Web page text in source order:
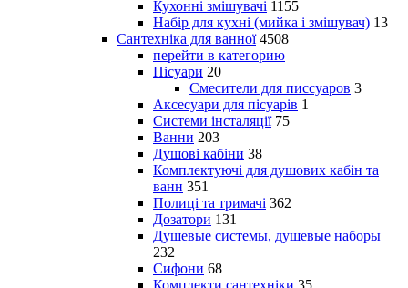
Кухонні змішувачі 1155
Набір для кухні (мийка і змішувач) 13
Сантехніка для ванної 4508
перейти в категорию
Пісуари 20
Смесители для писсуаров 3
Аксесуари для пісуарів 1
Системи інсталяції 75
Ванни 203
Душові кабіни 38
Комплектуючі для душових кабін та
ванн 351
Полиці та тримачі 362
Дозатори 131
Душевые системы, душевые наборы
232
Сифони 68
Комплекти сантехніки 35